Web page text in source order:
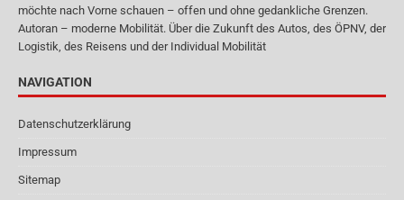
möchte nach Vorne schauen – offen und ohne gedankliche Grenzen.
Autoran – moderne Mobilität. Über die Zukunft des Autos, des ÖPNV, der
Logistik, des Reisens und der Individual Mobilität
NAVIGATION
Datenschutzerklärung
Impressum
Sitemap